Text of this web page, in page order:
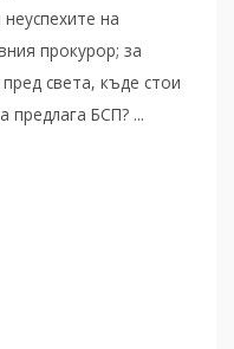
на
прокурор; за
света, къде стои
предлага БСП? ...